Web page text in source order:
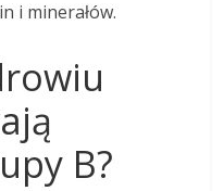
i minerałów.
B?